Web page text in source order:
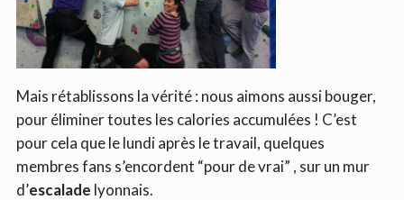
Mais rétablissons la vérité : nous aimons aussi bouger,
pour éliminer toutes les calories accumulées ! C’est
pour cela que le lundi après le travail, quelques
membres fans s’encordent “pour de vrai” , sur un mur
d’escalade lyonnais.